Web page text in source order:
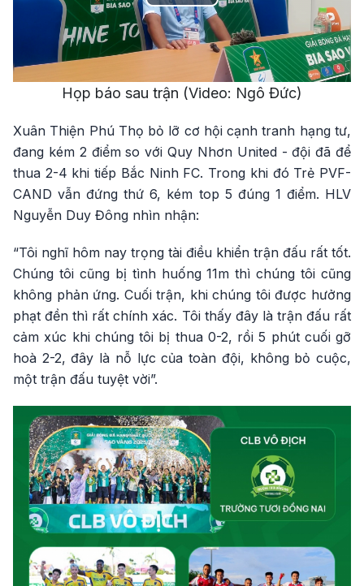
Video
Họp báo sau trận (Video: Ngô Đức)
Xuân Thiện Phú Thọ bỏ lỡ cơ hội cạnh tranh hạng tư,
đang kém 2 điểm so với Quy Nhơn United - đội đã để
thua 2-4 khi tiếp Bắc Ninh FC. Trong khi đó Trẻ PVF-
CAND vẫn đứng thứ 6, kém top 5 đúng 1 điểm. HLV
Nguyễn Duy Đông nhìn nhận:
“Tôi nghĩ hôm nay trọng tài điều khiển trận đấu rất tốt.
Chúng tôi cũng bị tình huống 11m thì chúng tôi cũng
không phản ứng. Cuối trận, khi chúng tôi được hưởng
phạt đền thì rất chính xác. Tôi thấy đây là trận đấu rất
cảm xúc khi chúng tôi bị thua 0-2, rồi 5 phút cuối gỡ
hoà 2-2, đây là nỗ lực của toàn đội, không bỏ cuộc,
một trận đấu tuyệt vời”.